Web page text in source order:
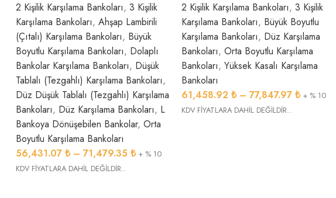
2 Kişilik Karşılama Bankoları, 3 Kişilik
Karşılama Bankoları, Ahşap Lambirili
(Çıtalı) Karşılama Bankoları, Büyük
Boyutlu Karşılama Bankoları, Dolaplı
Bankolar Karşılama Bankoları, Düşük
Tablalı (Tezgahlı) Karşılama Bankoları,
Düz Düşük Tablalı (Tezgahlı) Karşılama
Bankoları, Düz Karşılama Bankoları, L
Bankoya Dönüşebilen Bankolar, Orta
Boyutlu Karşılama Bankoları
56,431.07 ₺ – 71,479.35 ₺ + % 10
KDV FİYATLARA DAHİL DEĞİLDİR..
2 Kişilik Karşılama Bankoları, 3 Kişilik
Karşılama Bankoları, Büyük Boyutlu
Karşılama Bankoları, Düz Karşılama
Bankoları, Orta Boyutlu Karşılama
Bankoları, Yüksek Kasalı Karşılama
Bankoları
61,458.92₺ –77,847.97₺ + % 10
KDV FİYATLARA DAHİL DEĞİLDİR..